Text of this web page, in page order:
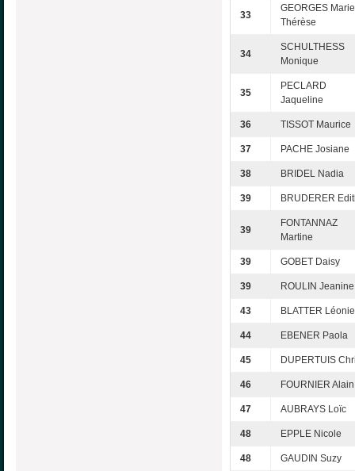
33
GEORGES
Thérèse
34
SCHULTHESS
Monique
35
PECLARD
Jaqueline
36 TISSOT Maurice
37 PACHE Josiane
38 BRIDEL Nadia
39 BRUDERER
39
FONTANNAZ
Martine
39 GOBET Daisy
39 ROULIN Jeanine
43 BLATTER Léonie
44 EBENER Paola
45 DUPERTUIS
46 FOURNIER Alain
47 AUBRAYS Loïc
48 EPPLE Nicole
48 GAUDIN Suzy